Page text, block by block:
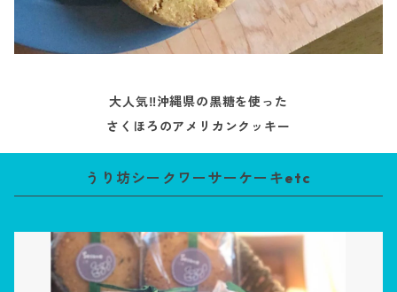
大人気‼️沖縄県の黒糖を使った
さくほろのアメリカンクッキー
うり坊シークワーサーケーキetc